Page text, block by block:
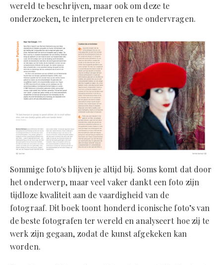
wereld te beschrijven, maar ook om deze te
onderzoeken, te interpreteren en te ondervragen.
Sommige foto's blijven je altijd bij. Soms komt dat door
het onderwerp, maar veel vaker dankt een foto zijn
tijdloze kwaliteit aan de vaardigheid van de
fotograaf. Dit boek toont honderd iconische foto’s van
de beste fotografen ter wereld en analyseert hoe zij te
werk zijn gegaan, zodat de kunst afgekeken kan
worden.